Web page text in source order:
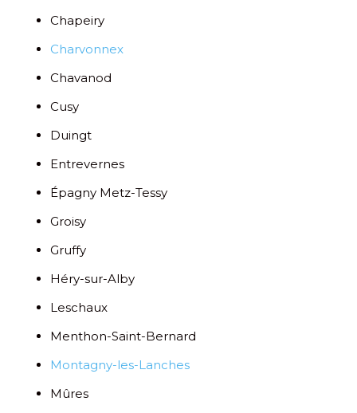
Chapeiry
Charvonnex
Chavanod
Cusy
Duingt
Entrevernes
Épagny Metz-Tessy
Groisy
Gruffy
Héry-sur-Alby
Leschaux
Menthon-Saint-Bernard
Montagny-les-Lanches
Mûres